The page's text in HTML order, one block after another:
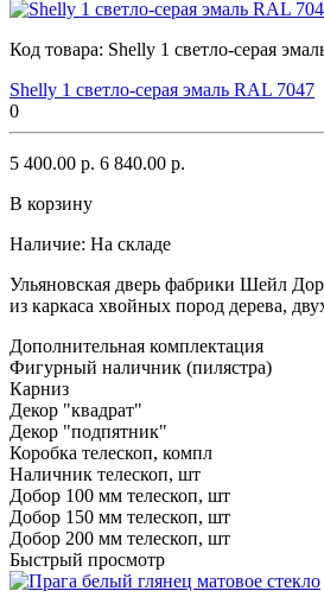
Код товара: Shelly 1 светло-серая
Shelly 1 светло-серая эмаль RAL 7047
0
5 400.00 р. 6 840.00 р.
В корзину
Наличие: На складе
Ульяновская дверь фабрики Шейл
из каркаса хвойных пород дерева,
Дополнительная комплектация
Фигурный наличник (пилястра)
Карниз
Декор "квадрат"
Декор "подпятник"
Коробка телескоп, компл
Наличник телескоп, шт
Добор 100 мм телескоп, шт
Добор 150 мм телескоп, шт
Добор 200 мм телескоп, шт
Быстрый просмотр